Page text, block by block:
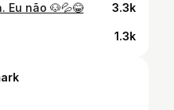
Eu não 🐶💦😂 3.3k
1.3k